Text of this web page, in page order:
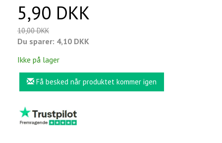
5,90 DKK
10,00 DKK
Du sparer: 4,10 DKK
Ikke på lager
Få besked når produktet kommer igen